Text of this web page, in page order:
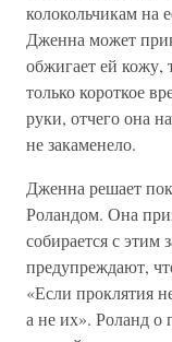
колокольчикам на
Дженна может
обжигает ей кожу,
только короткое
руки, отчего она
не закаменело.
Дженна решает
Роландом. Она
собирается с этим
предупреждают,
«Если проклятия
а не их». Роланд о